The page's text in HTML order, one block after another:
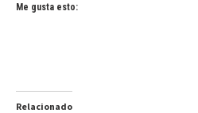
Me gusta esto:
Relacionado